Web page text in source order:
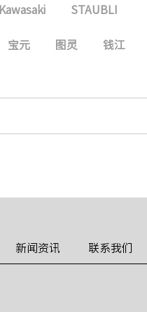
Kawasaki STAUBLI
宝元 图灵 钱江
新闻资讯 联系我们